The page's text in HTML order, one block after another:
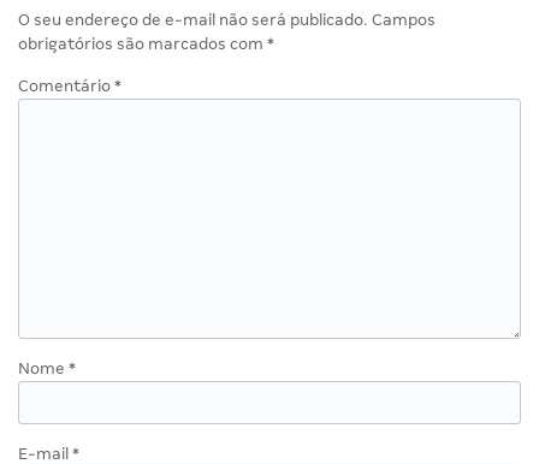
O seu endereço de e-mail não será publicado. Campos
obrigatórios são marcados com *
Comentário *
Nome *
E-mail *